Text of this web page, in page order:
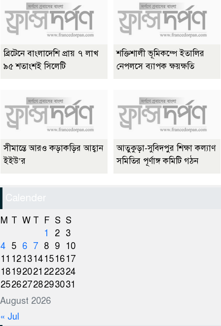
ব্রিটেনে বাংলাদেশি প্রায় ৭ লাখ
৯৫ শতাংশই সিলেটি
শক্তিশালী ভূমিকম্পে ইতালির
নেপলসে ব্যাপক ক্ষয়ক্ষতি
সীমান্তে আরও কড়াকড়ির আহ্বান
ইইউ’র
আতুকুড়া-সুবিদপুর শিক্ষা কল্যাণ
সমিতির পূর্ণাঙ্গ কমিটি গঠন
Calender
August 2026
M T W T F S S
1
2 3
4 5 6 7 8 9
10
11 121314151617
18192021 222324
25262728293031
« Jul